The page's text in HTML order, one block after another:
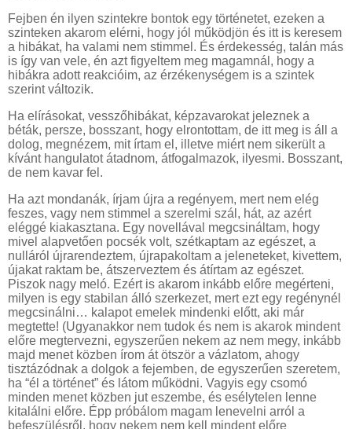
Fejben én ilyen szintekre bontok egy történetet, ezeken a
szinteken akarom elérni, hogy jól működjön és itt is keresem
a hibákat, ha valami nem stimmel. És érdekesség, talán más
is így van vele, én azt figyeltem meg magamnál, hogy a
hibákra adott reakcióim, az érzékenységem is a szintek
szerint változik.
Ha elírásokat, vesszőhibákat, képzavarokat jeleznek a
béták, persze, bosszant, hogy elrontottam, de itt meg is áll a
dolog, megnézem, mit írtam el, illetve miért nem sikerült a
kívánt hangulatot átadnom, átfogalmazok, ilyesmi. Bosszant,
de nem kavar fel.
Ha azt mondanák, írjam újra a regényem, mert nem elég
feszes, vagy nem stimmel a szerelmi szál, hát, az azért
eléggé kiakasztana. Egy novellával megcsináltam, hogy
mivel alapvetően pocsék volt, szétkaptam az egészet, a
nulláról újrarendeztem, újrapakoltam a jeleneteket, kivettem,
újakat raktam be, átszerveztem és átírtam az egészet.
Piszok nagy meló. Ezért is akarom inkább előre megérteni,
milyen is egy stabilan álló szerkezet, mert ezt egy regénynél
megcsinálni… kalapot emelek mindenki előtt, aki már
megtette! (Ugyanakkor nem tudok és nem is akarok mindent
előre megtervezni, egyszerűen nekem az nem megy, inkább
majd menet közben írom át ötször a vázlatom, ahogy
tisztázódnak a dolgok a fejemben, de egyszerűen szeretem,
ha “él a történet” és látom működni. Vagyis egy csomó
minden menet közben jut eszembe, és esélytelen lenne
kitalálni előre. Épp próbálom magam lenevelni arról a
befeszülésről, hogy nekem nem kell mindent előre